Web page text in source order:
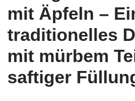
mit Äpfeln –
traditionelles
mit mürbem
saftiger